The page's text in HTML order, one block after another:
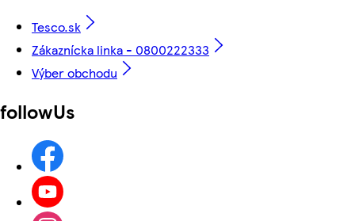
Tesco.sk
Zákaznícka linka - 0800222333
Výber obchodu
followUs